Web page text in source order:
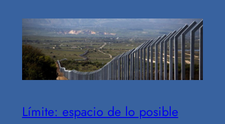
Límite: espacio de lo posible